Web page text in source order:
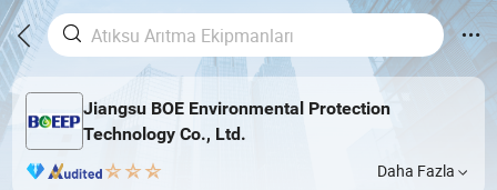
Jiangsu BOE Environmental Protection
Technology Co., Ltd.
Daha Fazla